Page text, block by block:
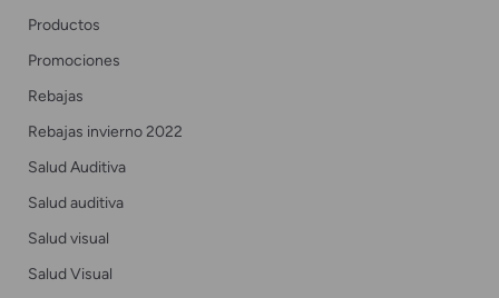
Productos
Promociones
Rebajas
Rebajas invierno 2022
Salud Auditiva
Salud auditiva
Salud visual
Salud Visual